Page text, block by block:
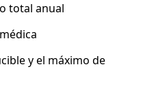
total anual
y el máximo de